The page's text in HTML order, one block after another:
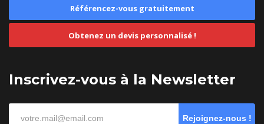
Référencez-vous gratuitement
Obtenez un devis personnalisé !
Inscrivez-vous à la Newsletter
Rejoignez-nous !